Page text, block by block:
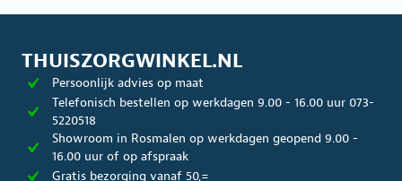
THUISZORGWINKEL.NL
Persoonlijk advies op maat
Telefonisch bestellen op werkdagen 9.00 - 16.00 uur 073-
5220518
Showroom in Rosmalen op werkdagen geopend 9.00 -
16.00 uur of op afspraak
Gratis bezorging vanaf 50,=